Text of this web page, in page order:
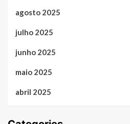
agosto 2025
julho 2025
junho 2025
maio 2025
abril 2025